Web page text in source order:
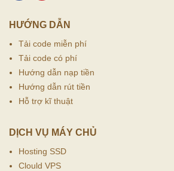
HƯỚNG DẪN
Tải code miễn phí
Tải code có phí
Hướng dẫn nạp tiền
Hướng dẫn rút tiền
Hỗ trợ kĩ thuật
DỊCH VỤ MÁY CHỦ
Hosting SSD
Clould VPS